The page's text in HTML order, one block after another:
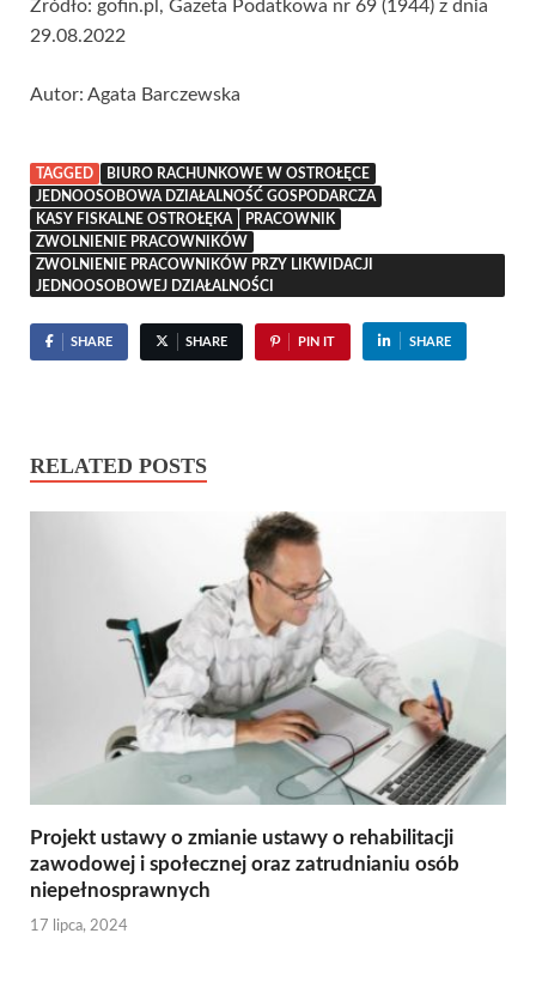
Źródło: gofin.pl, Gazeta Podatkowa nr 69 (1944) z dnia
29.08.2022
Autor: Agata Barczewska
TAGGED
BIURO RACHUNKOWE W OSTROŁĘCE
JEDNOOSOBOWA DZIAŁALNOŚĆ GOSPODARCZA
KASY FISKALNE OSTROŁĘKA
PRACOWNIK
ZWOLNIENIE PRACOWNIKÓW
ZWOLNIENIE PRACOWNIKÓW PRZY LIKWIDACJI
JEDNOOSOBOWEJ DZIAŁALNOŚCI
SHARE SHARE PIN IT SHARE
RELATED POSTS
Projekt ustawy o zmianie ustawy o rehabilitacji
zawodowej i społecznej oraz zatrudnianiu osób
niepełnosprawnych
17 lipca, 2024